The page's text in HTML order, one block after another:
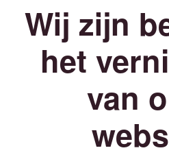
Wij zijn
het
van